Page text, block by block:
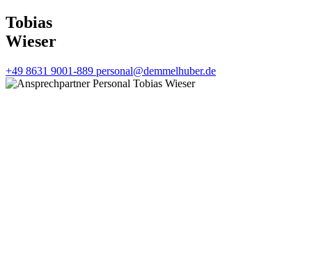
Tobias
Wieser
+49 8631 9001-889 personal@demmelhuber.de